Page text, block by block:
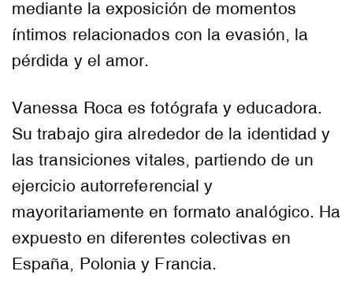
mediante la exposición de momentos
íntimos relacionados con la evasión, la
pérdida y el amor.
Vanessa Roca es fotógrafa y educadora.
Su trabajo gira alrededor de la identidad y
las transiciones vitales, partiendo de un
ejercicio autorreferencial y
mayoritariamente en formato analógico. Ha
expuesto en diferentes colectivas en
España, Polonia y Francia.